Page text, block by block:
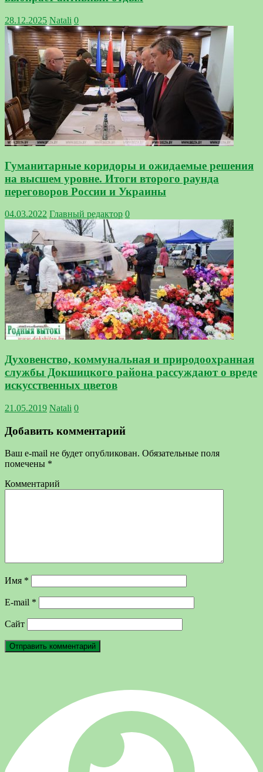
28.12.2025 Natali 0
Гуманитарные коридоры и ожидаемые решения
на высшем уровне. Итоги второго раунда
переговоров России и Украины
04.03.2022 Главный редактор 0
Духовенство, коммунальная и природоохранная
службы Докшицкого района рассуждают о вреде
искусственных цветов
21.05.2019 Natali 0
Добавить комментарий
Ваш e-mail не будет опубликован. Обязательные поля
помечены *
Комментарий
Имя *
E-mail *
Сайт